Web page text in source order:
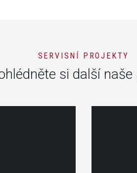
SERVISNÍ PROJEKTY
si další